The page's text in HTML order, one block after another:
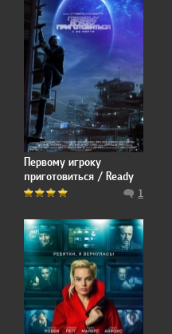
Первому игроку
приготовиться / Ready
Player One
1